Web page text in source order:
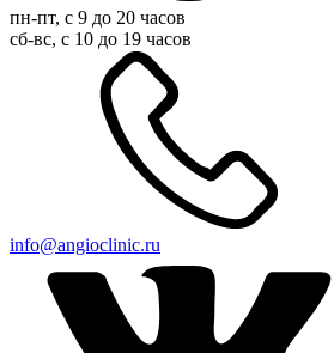
пн-пт, с 9 до 20 часов
сб-вс, с 10 до 19 часов
info@angioclinic.ru